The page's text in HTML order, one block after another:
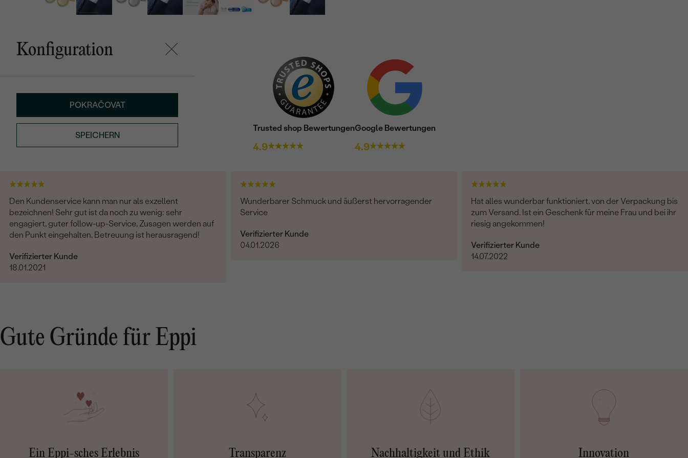
Konfiguration
POKRAČOVAT
SPEICHERN
Trusted shop Bewertungen
4.9
Google Bewertungen
4.9
Den Kundenservice kann man nur als exzellent
bezeichnen! Sehr gut ist da noch zu wenig: sehr
engagiert, guter follow-up-Service, Zusagen werden auf
den Punkt eingehalten, Betreuung ist herausragend!
Verifizierter Kunde
18.01.2021
Wunderbarer Schmuck und äußerst hervorragender
Service
Verifizierter Kunde
04.01.2026
Hat alles wunderbar funktioniert, von der Verpackung bis
zum Versand. Ist ein Geschenk für meine Frau und bei ihr
riesig angekommen!
Verifizierter Kunde
14.07.2022
Gute Gründe für Eppi
Ein Eppi-sches Erlebnis Transparenz Nachhaltigkeit und Ethik Innovation